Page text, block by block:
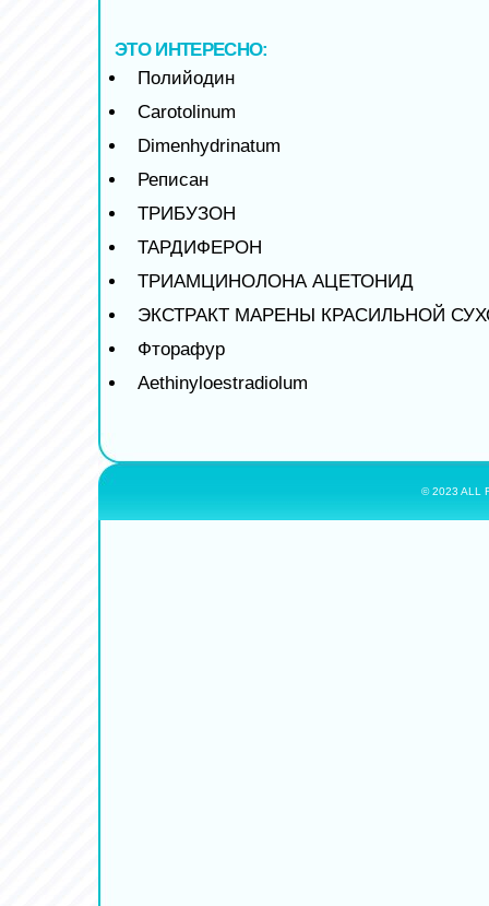
ЭТО ИНТЕРЕСНО:
Полийодин
Carotolinum
Dimenhydrinatum
Реписан
ТРИБУЗОН
ТАРДИФЕРОН
ТРИАМЦИНОЛОНА АЦЕТОНИД
ЭКСТРАКТ МАРЕНЫ КРАСИЛЬНОЙ
Фторафур
Aethinyloestradiolum
© 2023 ALL